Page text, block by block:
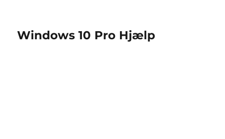
Windows 10 Pro Hjælp